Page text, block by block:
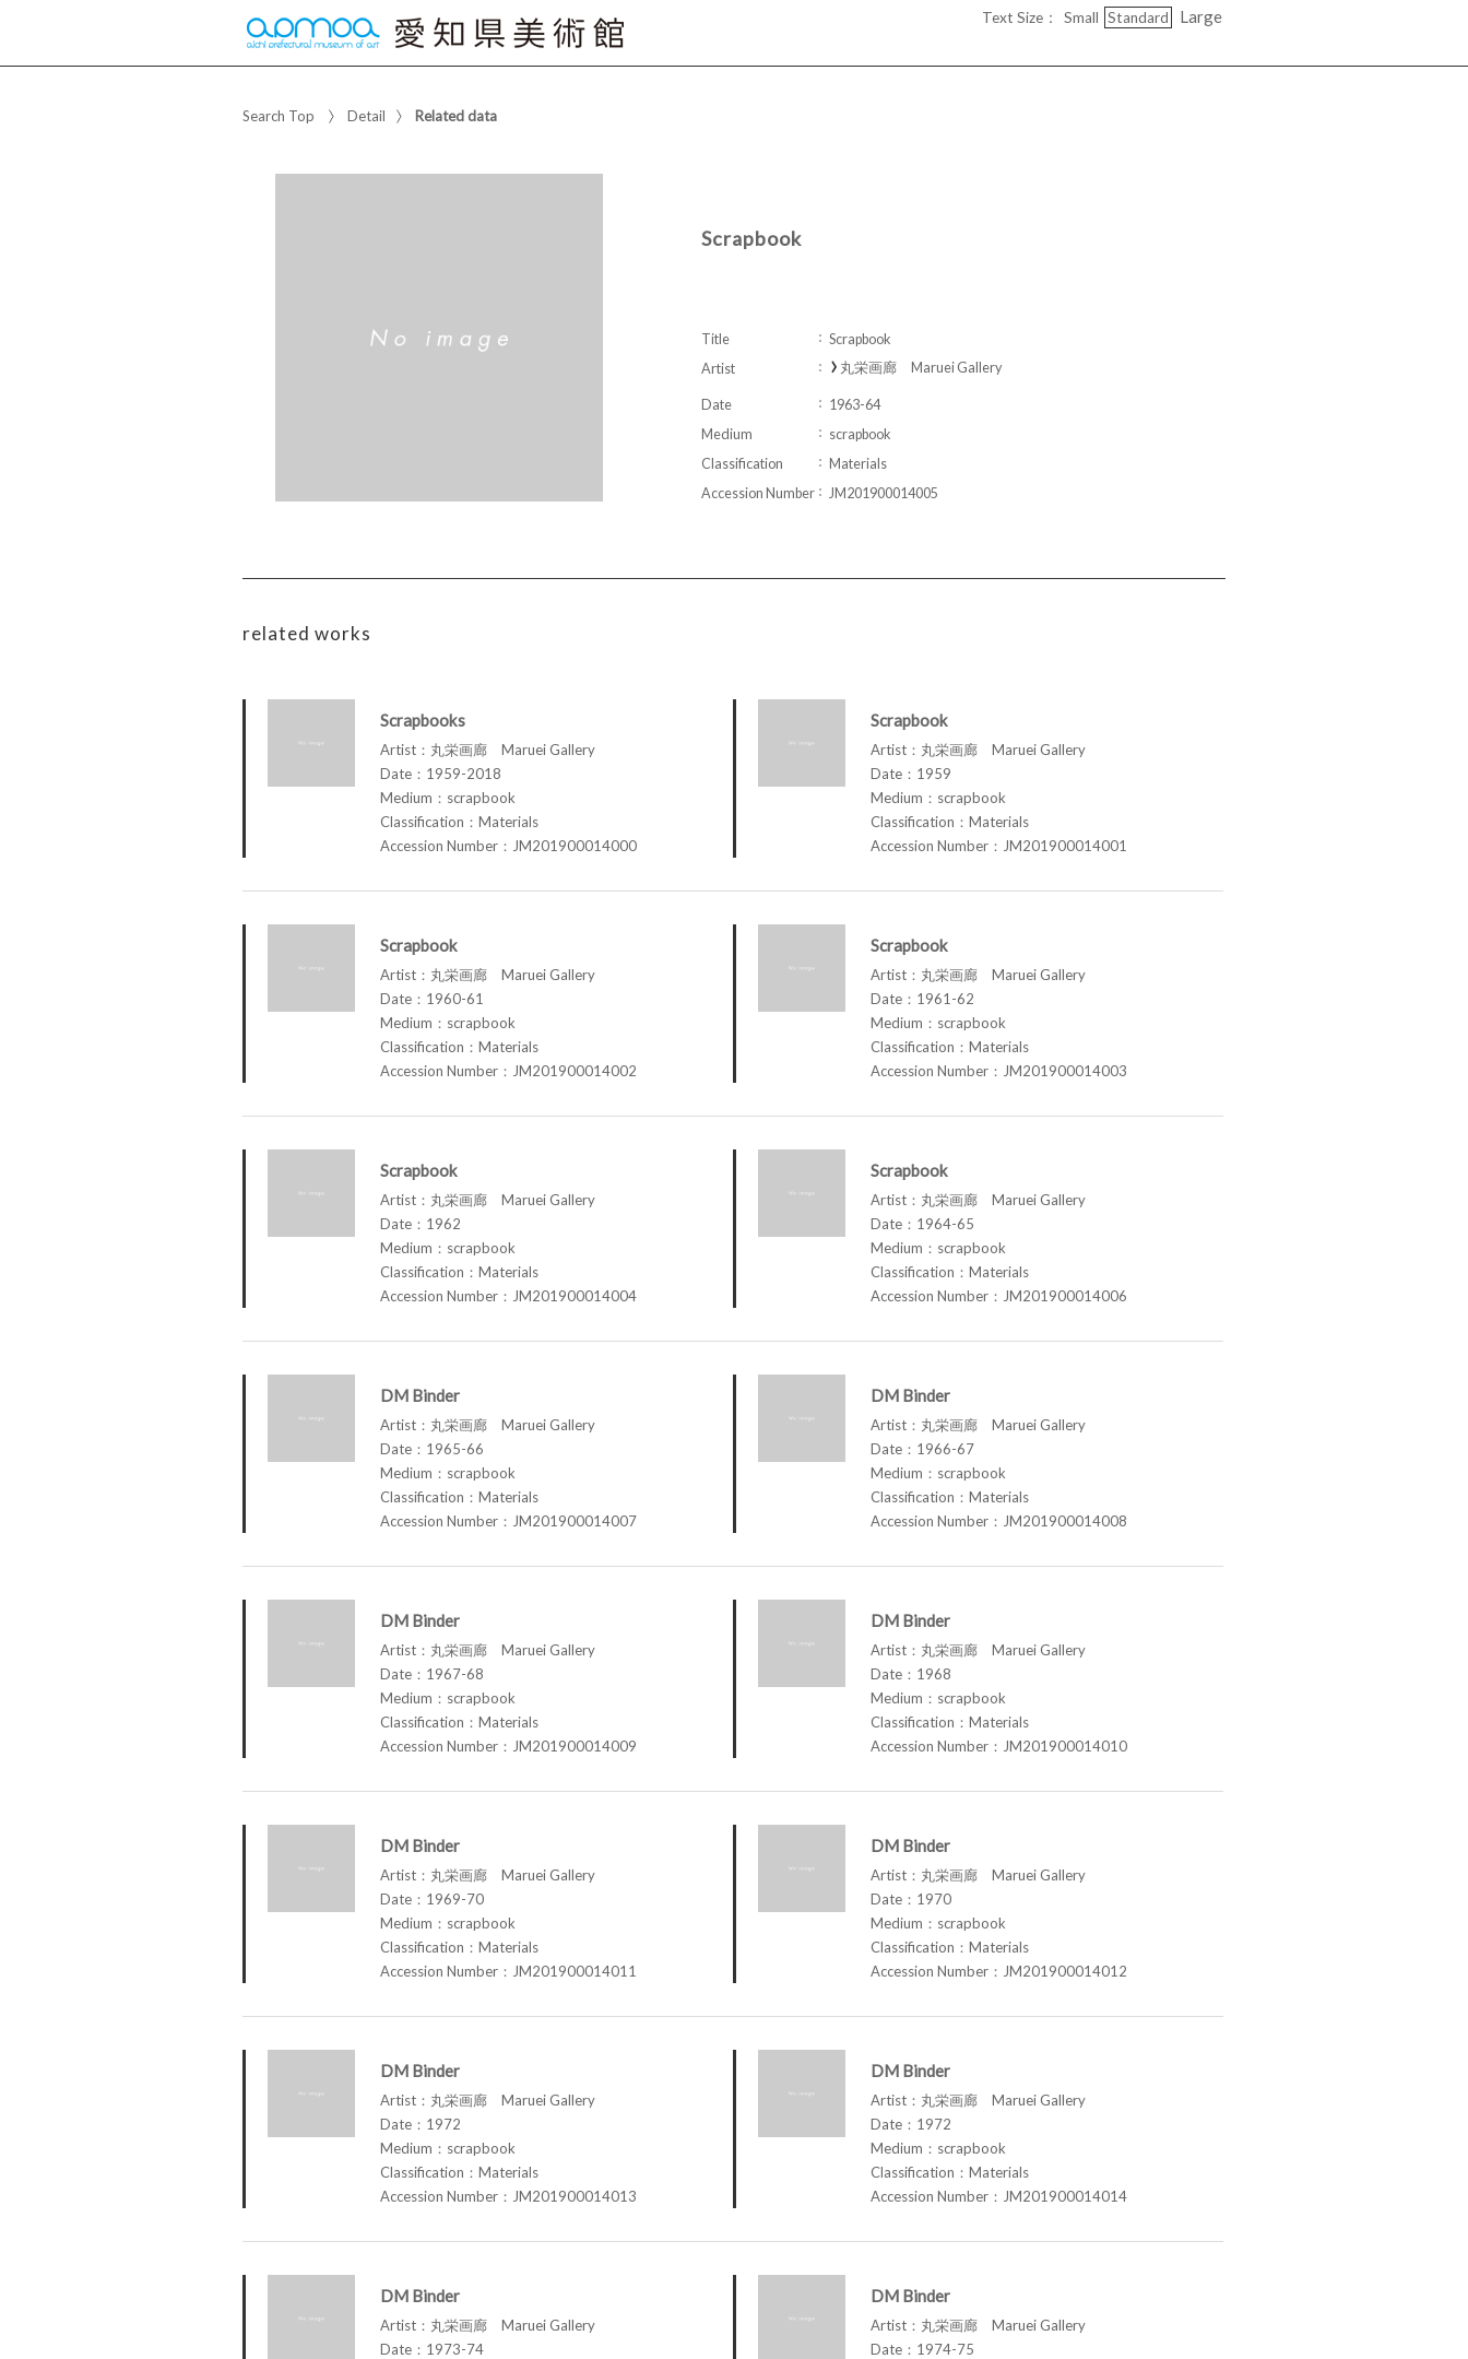
Text Size： Small Standard Large
Search Top Detail Related data
Scrapbook
Title
Scrapbook
Artist
丸栄画廊 Maruei Gallery
Date
1963-64
Medium
scrapbook
Classification
Materials
Accession Number
JM201900014005
related works
Scrapbooks
Artist：丸栄画廊 Maruei Gallery
Date：1959-2018
Medium：scrapbook
Classification：Materials
Accession Number：JM201900014000
Scrapbook
Artist：丸栄画廊 Maruei Gallery
Date：1959
Medium：scrapbook
Classification：Materials
Accession Number：JM201900014001
Scrapbook
Artist：丸栄画廊 Maruei Gallery
Date：1960-61
Medium：scrapbook
Classification：Materials
Accession Number：JM201900014002
Scrapbook
Artist：丸栄画廊 Maruei Gallery
Date：1961-62
Medium：scrapbook
Classification：Materials
Accession Number：JM201900014003
Scrapbook
Artist：丸栄画廊 Maruei Gallery
Date：1962
Medium：scrapbook
Classification：Materials
Accession Number：JM201900014004
Scrapbook
Artist：丸栄画廊 Maruei Gallery
Date：1964-65
Medium：scrapbook
Classification：Materials
Accession Number：JM201900014006
DM Binder
Artist：丸栄画廊 Maruei Gallery
Date：1965-66
Medium：scrapbook
Classification：Materials
Accession Number：JM201900014007
DM Binder
Artist：丸栄画廊 Maruei Gallery
Date：1966-67
Medium：scrapbook
Classification：Materials
Accession Number：JM201900014008
DM Binder
Artist：丸栄画廊 Maruei Gallery
Date：1967-68
Medium：scrapbook
Classification：Materials
Accession Number：JM201900014009
DM Binder
Artist：丸栄画廊 Maruei Gallery
Date：1968
Medium：scrapbook
Classification：Materials
Accession Number：JM201900014010
DM Binder
Artist：丸栄画廊 Maruei Gallery
Date：1969-70
Medium：scrapbook
Classification：Materials
Accession Number：JM201900014011
DM Binder
Artist：丸栄画廊 Maruei Gallery
Date：1970
Medium：scrapbook
Classification：Materials
Accession Number：JM201900014012
DM Binder
Artist：丸栄画廊 Maruei Gallery
Date：1972
Medium：scrapbook
Classification：Materials
Accession Number：JM201900014013
DM Binder
Artist：丸栄画廊 Maruei Gallery
Date：1972
Medium：scrapbook
Classification：Materials
Accession Number：JM201900014014
DM Binder
Artist：丸栄画廊 Maruei Gallery
Date：1973-74
DM Binder
Artist：丸栄画廊 Maruei Gallery
Date：1974-75